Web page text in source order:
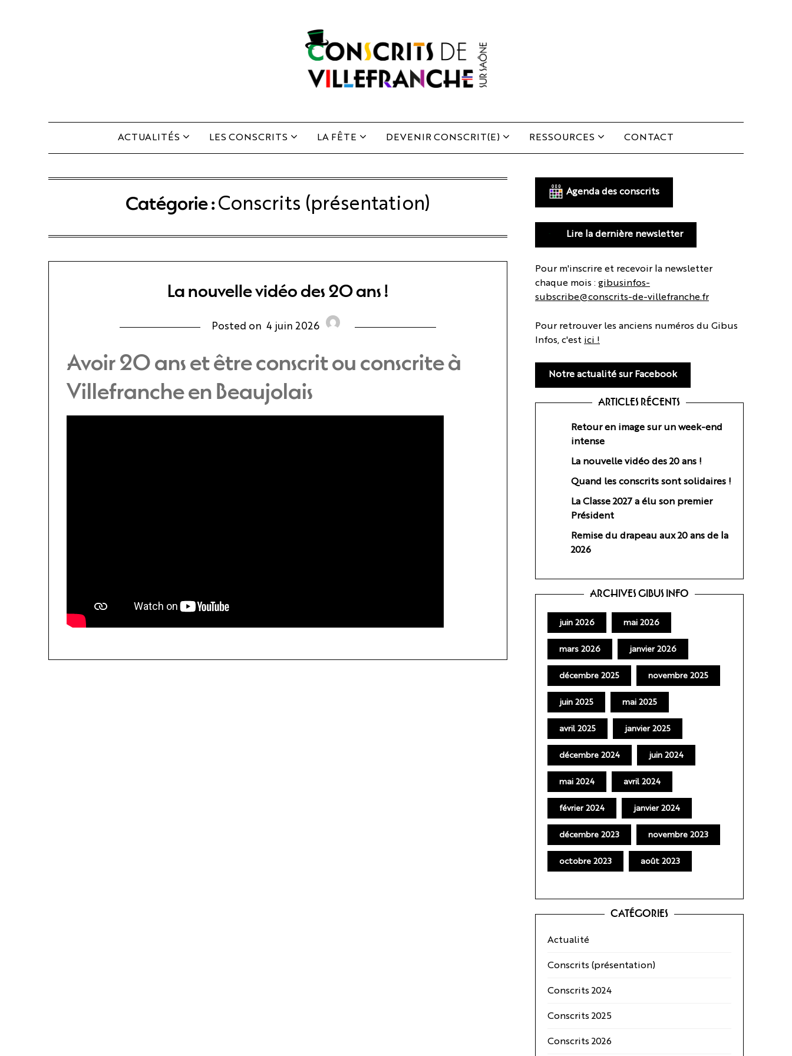
ACTUALITÉS LES CONSCRITS LA FÊTE DEVENIR CONSCRIT(E) RESSOURCES CONTACT
Catégorie :Conscrits (présentation)
La nouvelle vidéo des 20 ans !
Posted on 4 juin 2026
Avoir 20 ans et être conscrit ou conscrite à
Villefranche en Beaujolais
Agenda des conscrits
Lire la dernière newsletter
Pour m'inscrire et recevoir la newsletter
chaque mois : gibusinfos-
subscribe@conscrits-de-villefranche.fr
Pour retrouver les anciens numéros du Gibus
Infos, c'est ici !
Notre actualité sur Facebook
ARTICLES RÉCENTS
Retour en image sur un week-end
intense
La nouvelle vidéo des 20 ans !
Quand les conscrits sont solidaires !
La Classe 2027 a élu son premier
Président
Remise du drapeau aux 20 ans de la
2026
ARCHIVES GIBUS INFO
juin 2026 mai 2026
mars 2026 janvier 2026
décembre 2025 novembre 2025
juin 2025 mai 2025
avril 2025 janvier 2025
décembre 2024 juin 2024
mai 2024 avril 2024
février 2024 janvier 2024
décembre 2023 novembre 2023
octobre 2023 août 2023
CATÉGORIES
Actualité
Conscrits (présentation)
Conscrits 2024
Conscrits 2025
Conscrits 2026